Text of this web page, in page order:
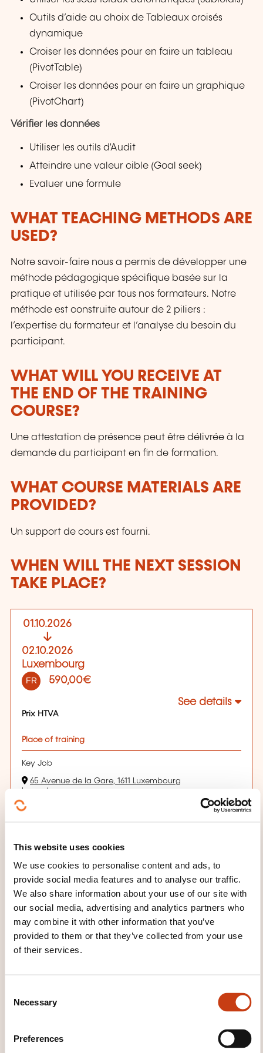
This website uses cookies
We use cookies to personalise content and ads, to
provide social media features and to analyse our traffic.
We also share information about your use of our site with
our social media, advertising and analytics partners who
may combine it with other information that you’ve
provided to them or that they’ve collected from your use
of their services.
Necessary
Preferences
Outils d’aide au choix de Tableaux croisés
dynamique
Croiser les données pour en faire un tableau
(PivotTable)
Croiser les données pour en faire un graphique
(PivotChart)
Vérifier les données
Utiliser les outils d'Audit
Atteindre une valeur cible (Goal seek)
Evaluer une formule
WHAT TEACHING METHODS ARE
USED?
Notre savoir-faire nous a permis de développer une
méthode pédagogique spécifique basée sur la
pratique et utilisée par tous nos formateurs. Notre
méthode est construite autour de 2 piliers :
l’expertise du formateur et l’analyse du besoin du
participant.
WHAT WILL YOU RECEIVE AT
THE END OF THE TRAINING
COURSE?
Une attestation de présence peut être délivrée à la
demande du participant en fin de formation.
WHAT COURSE MATERIALS ARE
PROVIDED?
Un support de cours est fourni.
WHEN WILL THE NEXT SESSION
TAKE PLACE?
01.10.2026
02.10.2026
Luxembourg
FR 590,00€
See details
Prix HTVA
Place of training
Key Job
65 Avenue de la Gare, 1611 Luxembourg
Luxembourg
15.10.2026
16.10.2026
Luxembourg
EN 590,00€
14.12.2026
Luxembourg